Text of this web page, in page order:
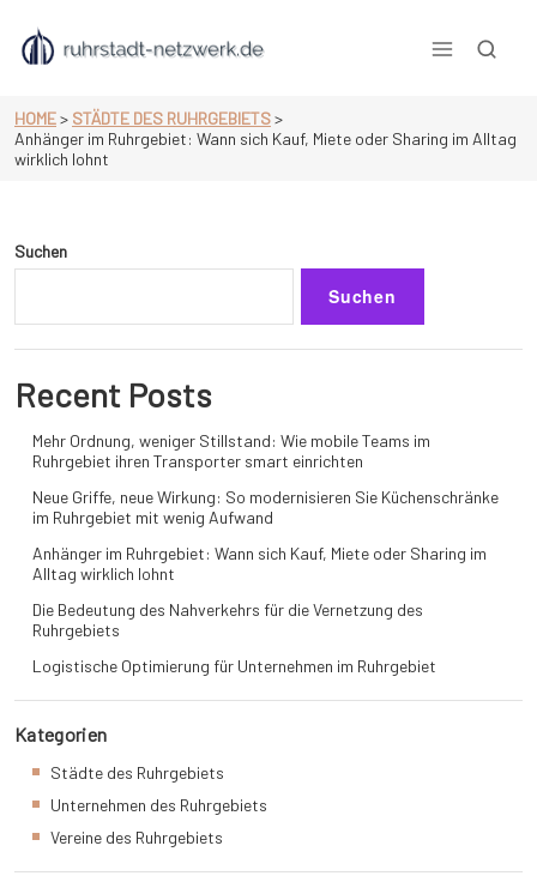
content
HOME> STÄDTE DES RUHRGEBIETS>
Anhänger im Ruhrgebiet: Wann sich Kauf, Miete oder Sharing im Alltag
wirklich lohnt
Suchen
Suchen
Recent Posts
Mehr Ordnung, weniger Stillstand: Wie mobile Teams im
Ruhrgebiet ihren Transporter smart einrichten
Neue Griffe, neue Wirkung: So modernisieren Sie Küchenschränke
im Ruhrgebiet mit wenig Aufwand
Anhänger im Ruhrgebiet: Wann sich Kauf, Miete oder Sharing im
Alltag wirklich lohnt
Die Bedeutung des Nahverkehrs für die Vernetzung des
Ruhrgebiets
Logistische Optimierung für Unternehmen im Ruhrgebiet
Kategorien
Städte des Ruhrgebiets
Unternehmen des Ruhrgebiets
Vereine des Ruhrgebiets